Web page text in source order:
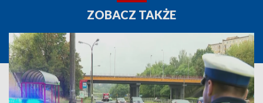
ZOBACZ TAKŻE